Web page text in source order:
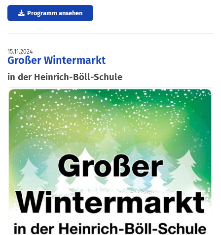
Programm ansehen
15.11.2024
Großer Wintermarkt
in der Heinrich-Böll-Schule